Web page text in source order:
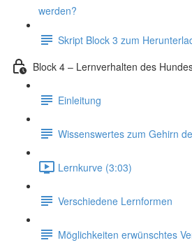
werden?
Skript Block 3 zum
Block 4 – Lernverhalten des
Einleitung
Wissenswertes zum Gehirn
Lernkurve (3:03)
Verschiedene Lernformen
Möglichkeiten erwünschtes